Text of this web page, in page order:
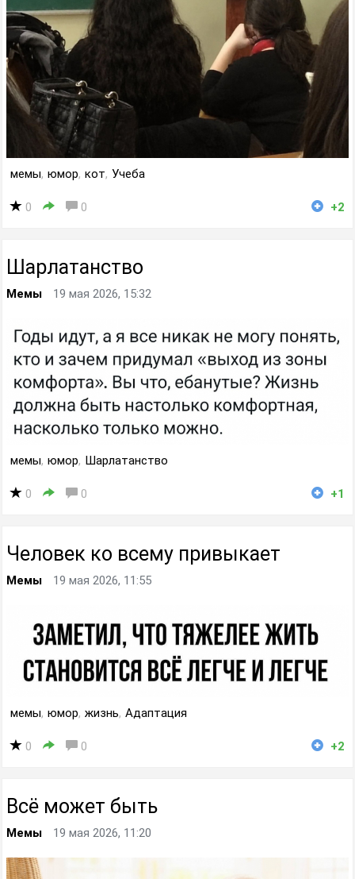
мемы, юмор, кот, Учеба
0 0 +2
Шарлатанство
Мемы 19 мая 2026, 15:32
мемы, юмор, Шарлатанство
0 0 +1
Человек ко всему привыкает
Мемы 19 мая 2026, 11:55
мемы, юмор, жизнь, Адаптация
0 0 +2
Всё может быть
Мемы 19 мая 2026, 11:20